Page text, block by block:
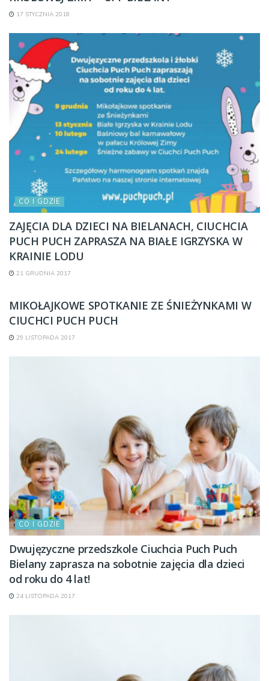
17 STYCZNIA 2018
CO I GDZIE
ZAJĘCIA DLA DZIECI NA BIELANACH, CIUCHCIA
PUCH PUCH ZAPRASZA NA BIAŁE IGRZYSKA W
KRAINIE LODU
21 GRUDNIA 2017
MIKOŁAJKOWE SPOTKANIE ZE ŚNIEŻYNKAMI W
CIUCHCI PUCH PUCH
29 LISTOPADA 2017
CO I GDZIE
Dwujęzyczne przedszkole Ciuchcia Puch Puch
Bielany zaprasza na sobotnie zajęcia dla dzieci
od roku do 4 lat!
24 LISTOPADA 2017